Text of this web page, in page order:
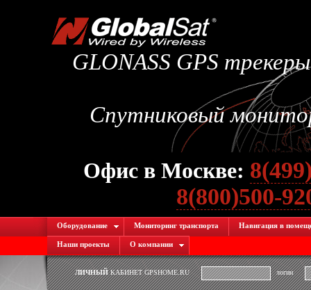
GLONASS GPS
Спутниковый
Офис в Москве:
8(800)500-
Оборудование Мониторинг транспорта Навигация в
Наши проекты О компании
ЛИЧНЫЙКАБИНЕТ GPSHOME.RU логин